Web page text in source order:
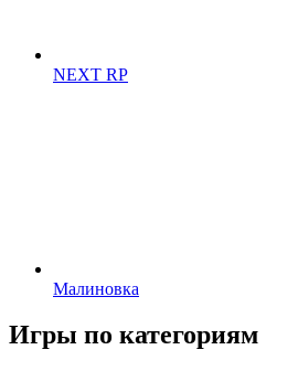
NEXT RP
Малиновка
Игры по категориям